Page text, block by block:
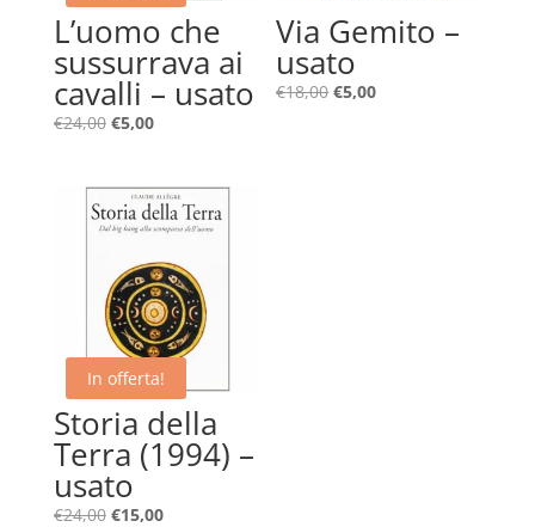
L’uomo che
sussurrava ai
cavalli – usato
€24,00 Il
era:
€24,00.
€5,00Il
è:
€5,00.
Via Gemito –
usato
€18,00 Il
€5,00Il
In offerta!
Storia della
Terra (1994) –
usato
€24,00 Il
€15,00Il